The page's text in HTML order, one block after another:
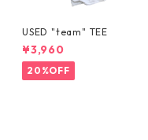
USED "team" TEE
¥3,960
20%OFF